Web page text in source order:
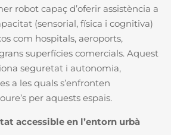
robot capaç d’oferir assistència a
(sensorial, física i cognitiva)
com hospitals, aeroports,
superfícies comercials. Aquest
seguretat i autonomia,
a les quals s’enfronten
per aquests espais.
accessible en l’entorn urbà